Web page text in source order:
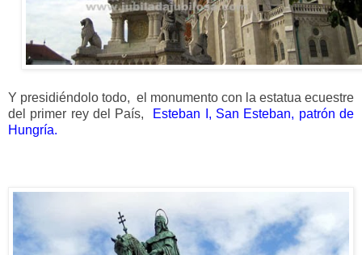
Y presidiéndolo todo, el monumento con la estatua ecuestre
del primer rey del País,
Esteban I, San Esteban, patrón de
Hungría.